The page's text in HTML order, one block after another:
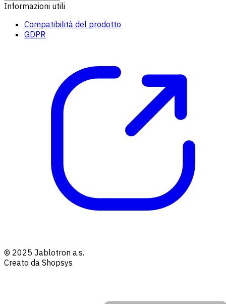
Informazioni utili
Compatibilità del prodotto
GDPR
© 2025 Jablotron a.s.
Creato da Shopsys